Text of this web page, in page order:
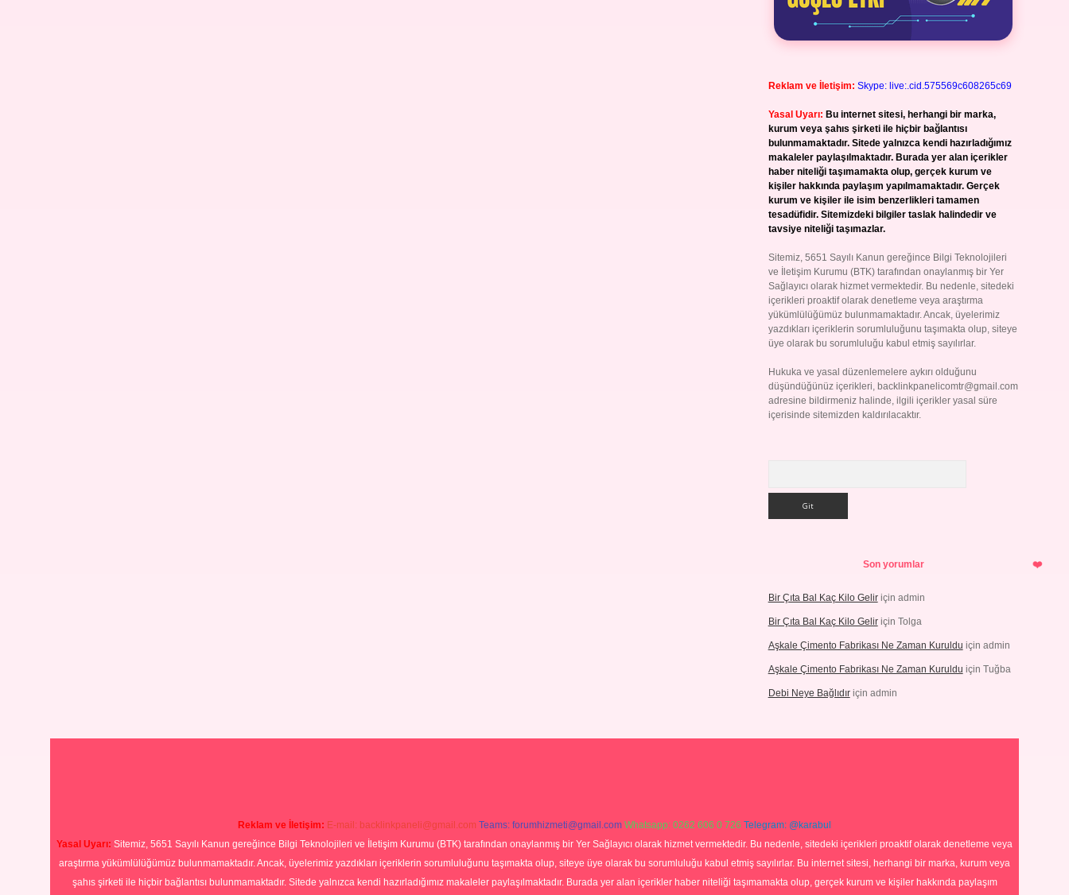
Reklam ve İletişim: Skype: live:.cid.575569c608265c69
Yasal Uyarı: Bu internet sitesi, herhangi bir marka,
kurum veya şahıs şirketi ile hiçbir bağlantısı
bulunmamaktadır. Sitede yalnızca kendi hazırladığımız
makaleler paylaşılmaktadır. Burada yer alan içerikler
haber niteliği taşımamakta olup, gerçek kurum ve
kişiler hakkında paylaşım yapılmamaktadır. Gerçek
kurum ve kişiler ile isim benzerlikleri tamamen
tesadüfidir. Sitemizdeki bilgiler taslak halindedir ve
tavsiye niteliği taşımazlar.
Sitemiz, 5651 Sayılı Kanun gereğince Bilgi Teknolojileri
ve İletişim Kurumu (BTK) tarafından onaylanmış bir Yer
Sağlayıcı olarak hizmet vermektedir. Bu nedenle, sitedeki
içerikleri proaktif olarak denetleme veya araştırma
yükümlülüğümüz bulunmamaktadır. Ancak, üyelerimiz
yazdıkları içeriklerin sorumluluğunu taşımakta olup, siteye
üye olarak bu sorumluluğu kabul etmiş sayılırlar.
Hukuka ve yasal düzenlemelere aykırı olduğunu
düşündüğünüz içerikleri, backlinkpanelicomtr@gmail.com
adresine bildirmeniz halinde, ilgili içerikler yasal süre
içerisinde sitemizden kaldırılacaktır.
Son yorumlar
Bir Çıta Bal Kaç Kilo Geliriçin admin
Bir Çıta Bal Kaç Kilo Geliriçin Tolga
Aşkale Çimento Fabrikası Ne Zaman Kuruldu için admin
Aşkale Çimento Fabrikası Ne Zaman Kuruldu için Tuğba
Debi Neye Bağlıdıriçin admin
Reklam ve İletişim: E-mail: backlinkpaneli@gmail.com Teams: forumhizmeti@gmail.com Whatsapp: 0262 606 0 726 Telegram: @karabul
Yasal Uyarı: Sitemiz, 5651 Sayılı Kanun gereğince Bilgi Teknolojileri ve İletişim Kurumu (BTK) tarafından onaylanmış bir Yer Sağlayıcı olarak hizmet vermektedir. Bu nedenle, sitedeki içerikleri proaktif olarak denetleme veya
araştırma yükümlülüğümüz bulunmamaktadır. Ancak, üyelerimiz yazdıkları içeriklerin sorumluluğunu taşımakta olup, siteye üye olarak bu sorumluluğu kabul etmiş sayılırlar. Bu internet sitesi, herhangi bir marka, kurum veya
şahıs şirketi ile hiçbir bağlantısı bulunmamaktadır. Sitede yalnızca kendi hazırladığımız makaleler paylaşılmaktadır. Burada yer alan içerikler haber niteliği taşımamakta olup, gerçek kurum ve kişiler hakkında paylaşım